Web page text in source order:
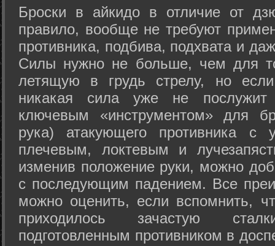
Броски в айкидо в отличие от
правило, вообще не требуют
противника, подбива, подхвата и
Силы нужно не больше, чем для
летящую в грудь стрелу, но
никакая сила уже не
ключевым «инструментом» для
рука) атакующего противника с
плечевым, локтевым и
изменив положение руки, можно
с последующим падением. Все
можно оценить, если вспомнить,
приходилось зачастую
подготовленным противником в